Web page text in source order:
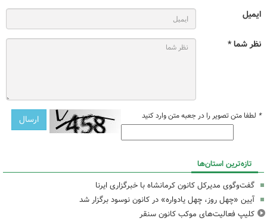
ایمیل
نظر شما *
* لطفا متن تصویر را در جعبه متن وارد کنید
تازه‌ترین استان‌ها
گفت‌وگوی مدیرکل کانون کرمانشاه با خبرگزاری ایرنا
آیین «چهل روز، چهل یادواره» در کانون نوسود برگزار شد
کلیپ فعالیت‌های موکب کانون سنقر